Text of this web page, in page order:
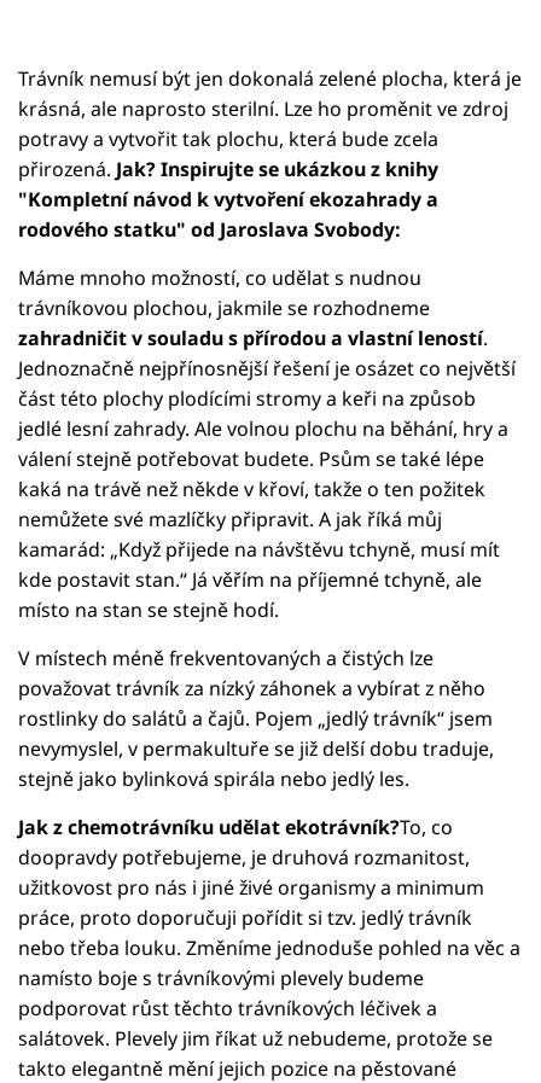
Trávník nemusí být jen dokonalá zelené plocha, která je
krásná, ale naprosto sterilní. Lze ho proměnit ve zdroj
potravy a vytvořit tak plochu, která bude zcela
přirozená. Jak? Inspirujte se ukázkou z knihy
"Kompletní návod k vytvoření ekozahrady a
rodového statku" od Jaroslava Svobody:
Máme mnoho možností, co udělat s nudnou
trávníkovou plochou, jakmile se rozhodneme
zahradničit v souladu s přírodou a vlastní leností.
Jednoznačně nejpřínosnější řešení je osázet co největší
část této plochy plodícími stromy a keři na způsob
jedlé lesní zahrady. Ale volnou plochu na běhání, hry a
válení stejně potřebovat budete. Psům se také lépe
kaká na trávě než někde v křoví, takže o ten požitek
nemůžete své mazlíčky připravit. A jak říká můj
kamarád: „Když přijede na návštěvu tchyně, musí mít
kde postavit stan.“ Já věřím na příjemné tchyně, ale
místo na stan se stejně hodí.
V místech méně frekventovaných a čistých lze
považovat trávník za nízký záhonek a vybírat z něho
rostlinky do salátů a čajů. Pojem „jedlý trávník“ jsem
nevymyslel, v permakultuře se již delší dobu traduje,
stejně jako bylinková spirála nebo jedlý les.
Jak z chemotrávníku udělat ekotrávník?To, co
doopravdy potřebujeme, je druhová rozmanitost,
užitkovost pro nás i jiné živé organismy a minimum
práce, proto doporučuji pořídit si tzv. jedlý trávník
nebo třeba louku. Změníme jednoduše pohled na věc a
namísto boje s trávníkovými plevely budeme
podporovat růst těchto trávníkových léčivek a
salátovek. Plevely jim říkat už nebudeme, protože se
takto elegantně mění jejich pozice na pěstované